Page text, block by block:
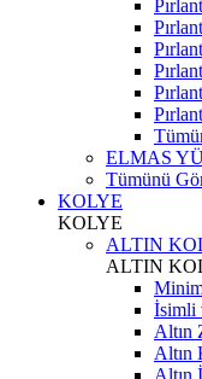
ELMAS
Tümünü
KOLYE
KOLYE
ALTIN
ALTIN
İsimli
Altın
Altın
Altın